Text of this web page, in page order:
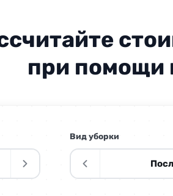
при помощи
Вид уборки